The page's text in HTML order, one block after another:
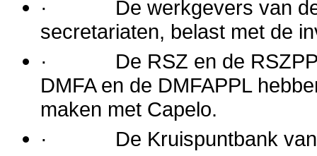
·
De werkgevers van
secretariaten, belast met de
·
De RSZ en de
DMFA en de DMFAPPL
maken met Capelo.
·
De Kruispuntbank